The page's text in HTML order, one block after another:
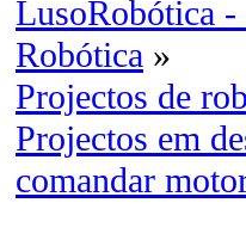
LusoRobótica -
Robótica »
Projectos de
Projectos em
comandar